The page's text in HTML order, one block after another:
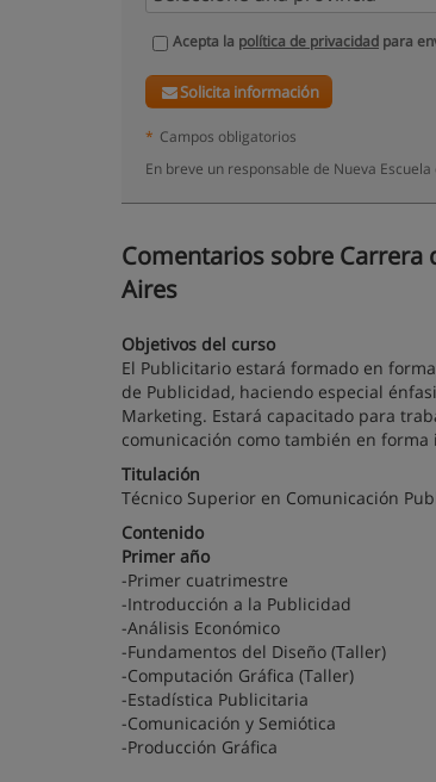
Acepta la política de privacidad para
Solicita información
* Campos obligatorios
En breve un responsable de Nueva
Comentarios sobre Carrera
Aires
Objetivos del curso
El Publicitario estará formado en
de Publicidad, haciendo especial
Marketing. Estará capacitado para
comunicación como también en
Titulación
Técnico Superior en Comunicación
Contenido
Primer año
-Primer cuatrimestre
-Introducción a la Publicidad
-Análisis Económico
-Fundamentos del Diseño (Taller)
-Computación Gráfica (Taller)
-Estadística Publicitaria
-Comunicación y Semiótica
-Producción Gráfica